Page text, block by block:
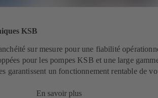
KSB
sur mesure pour une fiabilité
pour les pompes KSB et une large
garantissent un fonctionnement rentable de
En savoir plus